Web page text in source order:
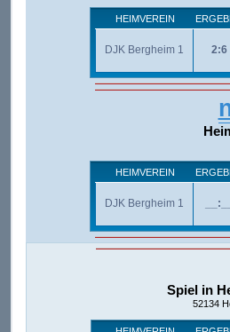
HEIMVEREIN
DJK Bergheim 1 2:6
HEIMVEREIN
DJK Bergheim 1 __:__
Spiel in
52134